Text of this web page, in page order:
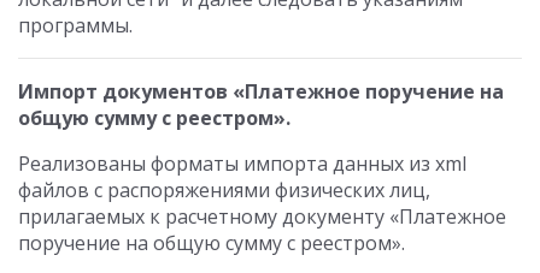
программы.
Импорт документов «Платежное поручение на
общую сумму с реестром».
Реализованы форматы импорта данных из xml
файлов с распоряжениями физических лиц,
прилагаемых к расчетному документу «Платежное
поручение на общую сумму с реестром».